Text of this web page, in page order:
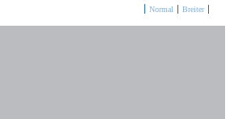
Normal Breiter